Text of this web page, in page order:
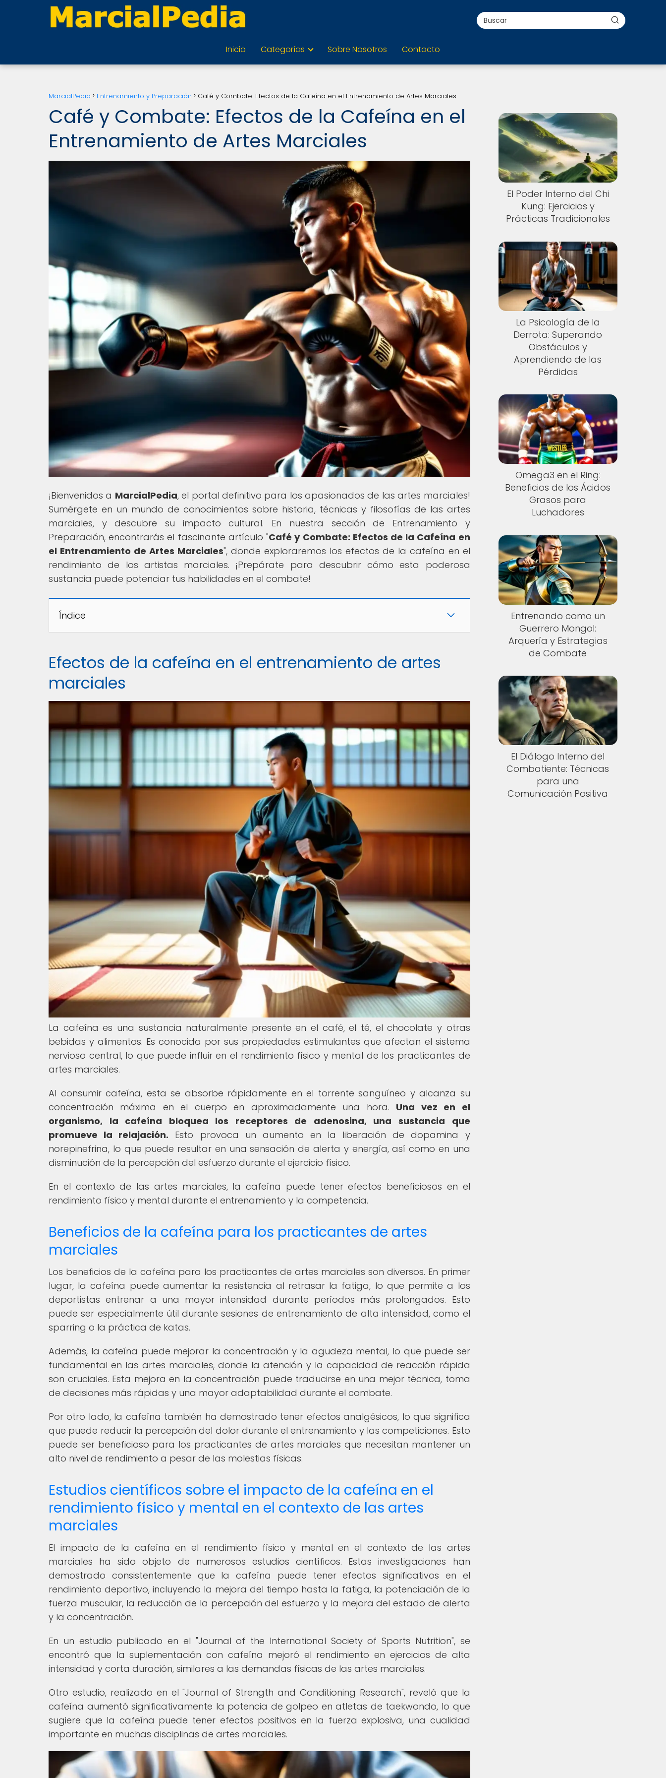
Inicio Categorías Sobre Nosotros Contacto
MarcialPedia Entrenamiento y Preparación Café y Combate: Efectos de la Cafeína en el Entrenamiento de Artes Marciales
Café y Combate: Efectos de la Cafeína en el
Entrenamiento de Artes Marciales
¡Bienvenidos a MarcialPedia, el portal definitivo para los apasionados de las artes marciales!
Sumérgete en un mundo de conocimientos sobre historia, técnicas y filosofías de las artes
marciales, y descubre su impacto cultural. En nuestra sección de Entrenamiento y
Preparación, encontrarás el fascinante artículo "Café y Combate: Efectos de la Cafeína en
el Entrenamiento de Artes Marciales", donde exploraremos los efectos de la cafeína en el
rendimiento de los artistas marciales. ¡Prepárate para descubrir cómo esta poderosa
sustancia puede potenciar tus habilidades en el combate!
Índice
Efectos de la cafeína en el entrenamiento de artes
marciales
La cafeína es una sustancia naturalmente presente en el café, el té, el chocolate y otras
bebidas y alimentos. Es conocida por sus propiedades estimulantes que afectan el sistema
nervioso central, lo que puede influir en el rendimiento físico y mental de los practicantes de
artes marciales.
Al consumir cafeína, esta se absorbe rápidamente en el torrente sanguíneo y alcanza su
concentración máxima en el cuerpo en aproximadamente una hora. Una vez en el
organismo, la cafeína bloquea los receptores de adenosina, una sustancia que
promueve la relajación. Esto provoca un aumento en la liberación de dopamina y
norepinefrina, lo que puede resultar en una sensación de alerta y energía, así como en una
disminución de la percepción del esfuerzo durante el ejercicio físico.
En el contexto de las artes marciales, la cafeína puede tener efectos beneficiosos en el
rendimiento físico y mental durante el entrenamiento y la competencia.
Beneficios de la cafeína para los practicantes de artes
marciales
Los beneficios de la cafeína para los practicantes de artes marciales son diversos. En primer
lugar, la cafeína puede aumentar la resistencia al retrasar la fatiga, lo que permite a los
deportistas entrenar a una mayor intensidad durante períodos más prolongados. Esto
puede ser especialmente útil durante sesiones de entrenamiento de alta intensidad, como el
sparring o la práctica de katas.
Además, la cafeína puede mejorar la concentración y la agudeza mental, lo que puede ser
fundamental en las artes marciales, donde la atención y la capacidad de reacción rápida
son cruciales. Esta mejora en la concentración puede traducirse en una mejor técnica, toma
de decisiones más rápidas y una mayor adaptabilidad durante el combate.
Por otro lado, la cafeína también ha demostrado tener efectos analgésicos, lo que significa
que puede reducir la percepción del dolor durante el entrenamiento y las competiciones. Esto
puede ser beneficioso para los practicantes de artes marciales que necesitan mantener un
alto nivel de rendimiento a pesar de las molestias físicas.
Estudios científicos sobre el impacto de la cafeína en el
rendimiento físico y mental en el contexto de las artes
marciales
El impacto de la cafeína en el rendimiento físico y mental en el contexto de las artes
marciales ha sido objeto de numerosos estudios científicos. Estas investigaciones han
demostrado consistentemente que la cafeína puede tener efectos significativos en el
rendimiento deportivo, incluyendo la mejora del tiempo hasta la fatiga, la potenciación de la
fuerza muscular, la reducción de la percepción del esfuerzo y la mejora del estado de alerta
y la concentración.
En un estudio publicado en el "Journal of the International Society of Sports Nutrition", se
encontró que la suplementación con cafeína mejoró el rendimiento en ejercicios de alta
intensidad y corta duración, similares a las demandas físicas de las artes marciales.
Otro estudio, realizado en el "Journal of Strength and Conditioning Research", reveló que la
cafeína aumentó significativamente la potencia de golpeo en atletas de taekwondo, lo que
sugiere que la cafeína puede tener efectos positivos en la fuerza explosiva, una cualidad
importante en muchas disciplinas de artes marciales.
Nuevo
El Poder Interno del Chi
Kung: Ejercicios y
Prácticas Tradicionales
La Psicología de la
Derrota: Superando
Obstáculos y
Aprendiendo de las
Pérdidas
Omega3 en el Ring:
Beneficios de los Ácidos
Grasos para
Luchadores
Entrenando como un
Guerrero Mongol:
Arquería y Estrategias
de Combate
El Diálogo Interno del
Combatiente: Técnicas
para una
Comunicación Positiva